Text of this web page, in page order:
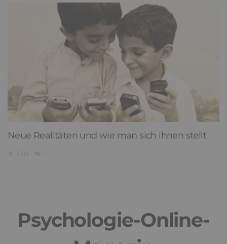
Neue Realitäten und wie man sich ihnen stellt
Psychologie-Online-